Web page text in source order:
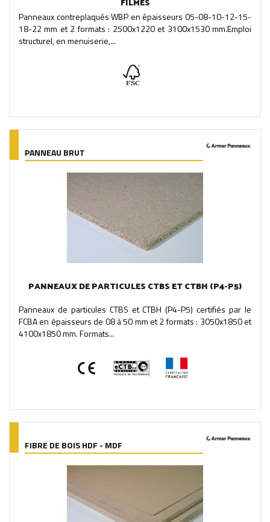
FILMÉS
Panneaux contreplaqués WBP en épaisseurs 05-08-10-12-15-
18-22 mm et 2 formats : 2500x1220 et 3100x1530 mm.Emploi
structurel, en menuiserie,...
PANNEAU BRUT
PANNEAUX DE PARTICULES CTBS ET CTBH (P4-P5)
Panneaux de particules CTBS et CTBH (P4-P5) certifiés par le
FCBA en épaisseurs de 08 à 50 mm et 2 formats : 3050x1850 et
4100x1850 mm. Formats...
FIBRE DE BOIS HDF - MDF